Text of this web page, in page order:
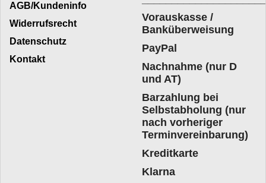
AGB/Kundeninfo
Widerrufsrecht
Datenschutz
Kontakt
Vorauskasse /
Banküberweisung
PayPal
Nachnahme (nur D
und AT)
Barzahlung bei
Selbstabholung (nur
nach vorheriger
Terminvereinbarung)
Kreditkarte
Klarna